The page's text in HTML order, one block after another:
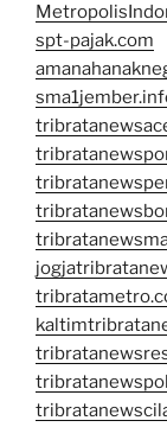
spt-pajak.com